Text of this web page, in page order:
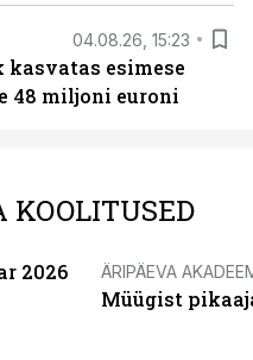
04.08.26, 15:23
esimese
48 miljoni euroni
KOOLITUSED
2026 ÄRIPÄEVA
Müügist